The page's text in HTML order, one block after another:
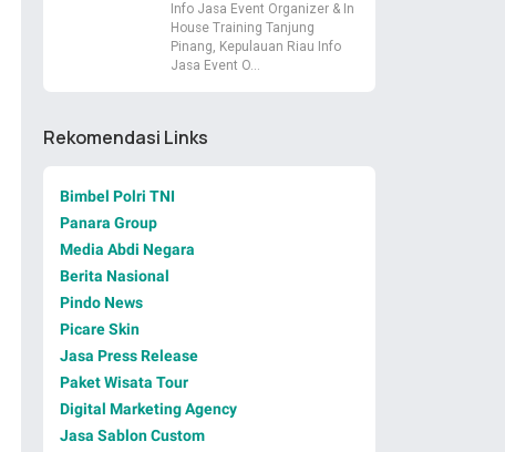
Info Jasa Event Organizer & In
House Training Tanjung
Pinang, Kepulauan Riau Info
Jasa Event O…
Rekomendasi Links
Bimbel Polri TNI
Panara Group
Media Abdi Negara
Berita Nasional
Pindo News
Picare Skin
Jasa Press Release
Paket Wisata Tour
Digital Marketing Agency
Jasa Sablon Custom